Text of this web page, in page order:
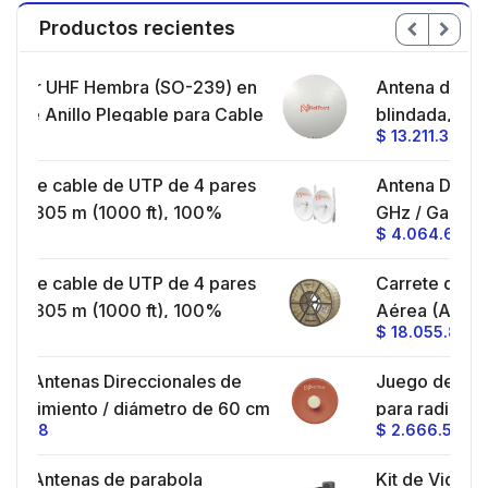
Productos recientes
en
Cable
pares
Video
pares
Voz,
de
60 cm
dBi /
Antena de parabola profunda,
blindada, con supresión al ruido de 4
ft, 5.9-7.2 GHz, Ganancia 36 dBi con
hasta 80 km, Conectores N-hembra,
montaje con alineación milimétrica.
Antena Direccional / 2 ft / 4.9-6.4
GHz / Ganancia 30 dBi / SLANT de
45 ° y 90 ° / Conector N-Hembra /
Carrete de 4 km de Fibra Óptica
Aérea (ADSS) G.652D, Monomodo
de 24 Hilos, Exterior, Span 200,
Juego de 2 Antena Direccionales
para radio C5x y B5x / 4.9-6.4 GHz /
Ganancia 27 dBi / Montaje incluido.
Kit de Videoportero TurboHD con